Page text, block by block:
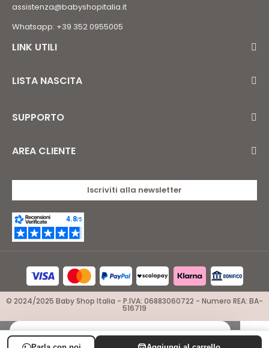
assistenza@babyshopitalia.it
Whatsapp: +39 352 0955005
LINK UTILI
LISTA NASCITA
SUPPORTO
AREA CLIENTE
Iscriviti alla newsletter
© 2024/2025 Baby Shop Italia - P.IVA: 06883060722 - Numero REA: BA-
516719
×